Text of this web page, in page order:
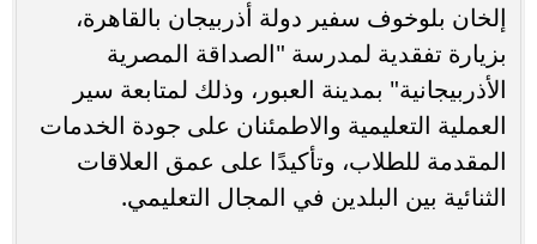
إلخان بلوخوف سفير دولة أذربيجان بالقاهرة،
بزيارة تفقدية لمدرسة "الصداقة المصرية
الأذربيجانية" بمدينة العبور، وذلك لمتابعة سير
العملية التعليمية والاطمئنان على جودة الخدمات
المقدمة للطلاب، وتأكيدًا على عمق العلاقات
الثنائية بين البلدين في المجال التعليمي.